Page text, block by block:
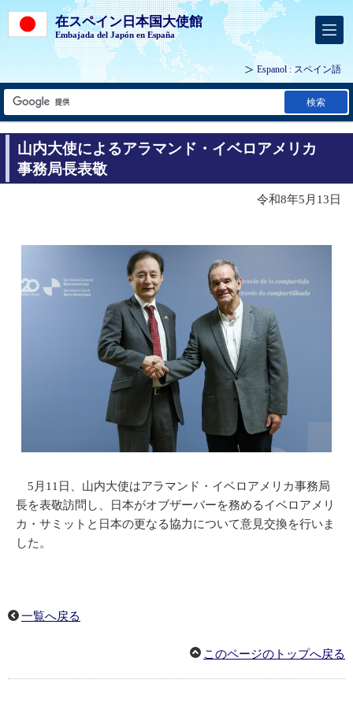
在スペイン日本国大使館
Embajada del Japón en España
Espanol: スペイン語
検索
山内大使によるアラマンド・イベロアメリカ
事務局長表敬
令和8年5月13日
5月11日、山内大使はアラマンド・イベロアメリカ事務局
長を表敬訪問し、日本がオブザーバーを務めるイベロアメリ
カ・サミットと日本の更なる協力について意見交換を行いま
した。
一覧へ戻る
このページのトップへ戻る